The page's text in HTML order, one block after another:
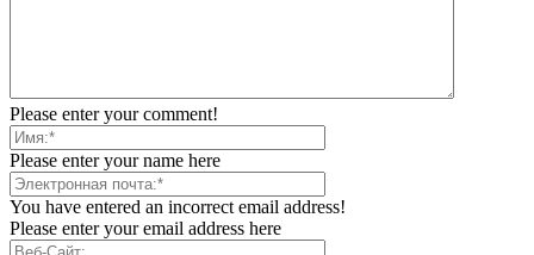
Please enter your comment!
Please enter your name here
You have entered an incorrect email address!
Please enter your email address here